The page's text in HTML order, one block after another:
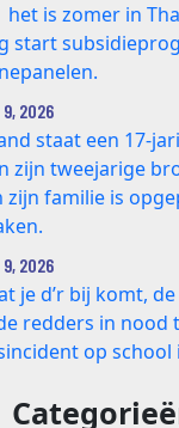
is zomer in
start
2026
staat een
zijn tweejarige
zijn familie is
2026
je d’r bij komt, de
redders in nood
op school